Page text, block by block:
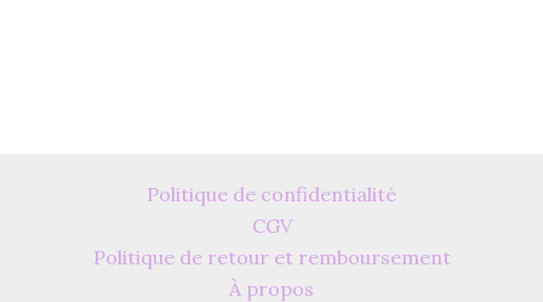
Politique de confidentialité
CGV
Politique de retour et remboursement
À propos